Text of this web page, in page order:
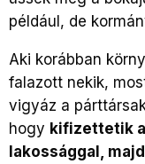
például, de
Aki korábban
falazott nekik,
vigyáz a
hogy kifizettetik
lakossággal,